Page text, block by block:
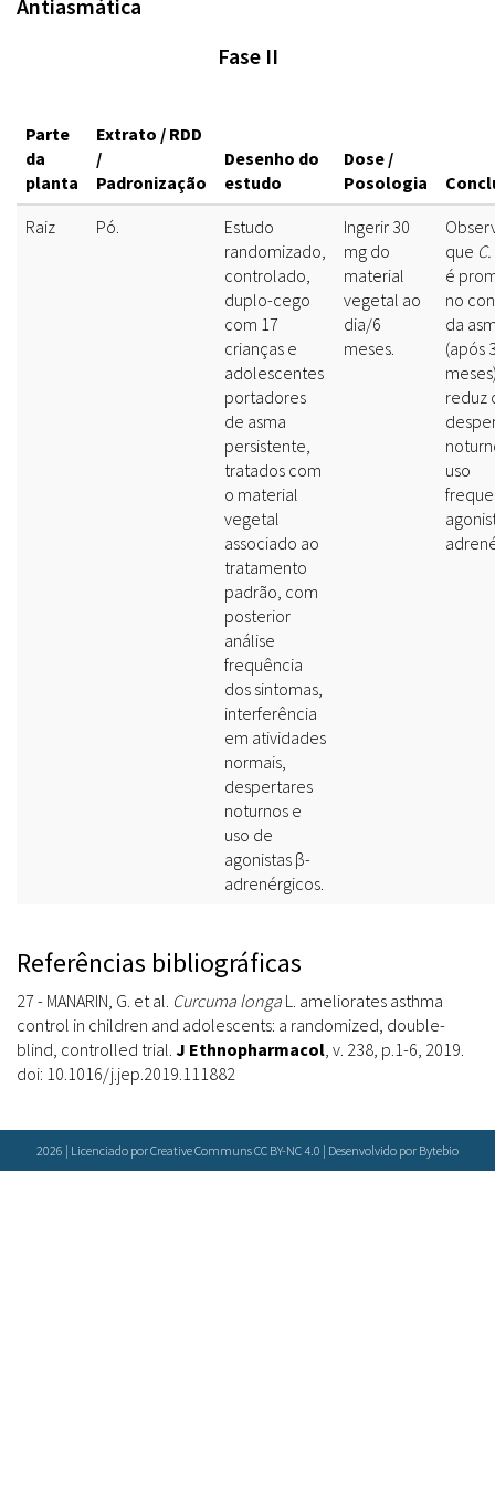
Antiasmática
Fase II
Parte
da
planta
Extrato / RDD
/
Padronização
Desenho do
estudo
Dose /
Posologia
Raiz
Pó.
Estudo
randomizado,
controlado,
duplo-cego
com 17
crianças e
adolescentes
portadores
de asma
persistente,
tratados com
o material
vegetal
associado ao
tratamento
padrão, com
posterior
análise
frequência
dos sintomas,
interferência
em atividades
normais,
despertares
noturnos e
uso de
agonistas β-
adrenérgicos.
Ingerir 30
mg do
material
vegetal ao
dia/6
meses.
que
é
no
da
(após
reduz
uso
Referências bibliográficas
27 - MANARIN, G. et al. Curcuma longa L. ameliorates asthma
control in children and adolescents: a randomized, double-
blind, controlled trial. J Ethnopharmacol, v. 238, p.1-6, 2019.
doi: 10.1016/j.jep.2019.111882
2026 | Licenciado por Creative Communs CC BY-NC 4.0 | Desenvolvido por Bytebio